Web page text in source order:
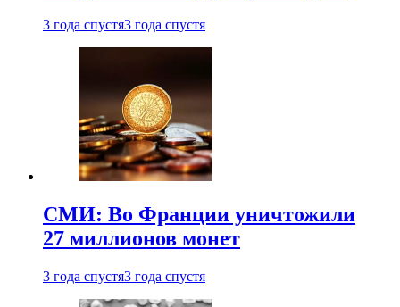
3 года спустя3 года спустя
СМИ: Во Франции уничтожили
27 миллионов монет
3 года спустя3 года спустя